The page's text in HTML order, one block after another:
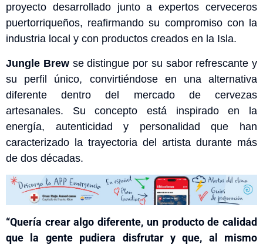
proyecto desarrollado junto a expertos cerveceros
puertorriqueños, reafirmando su compromiso con la
industria local y con productos creados en la Isla.
Jungle Brewse distingue por su sabor refrescante y
su perfil único, convirtiéndose en una alternativa
diferente dentro del mercado de cervezas
artesanales. Su concepto está inspirado en la
energía, autenticidad y personalidad que han
caracterizado la trayectoria del artista durante más
de dos décadas.
“Quería crear algo diferente, un producto de calidad
que la gente pudiera disfrutar y que, al mismo